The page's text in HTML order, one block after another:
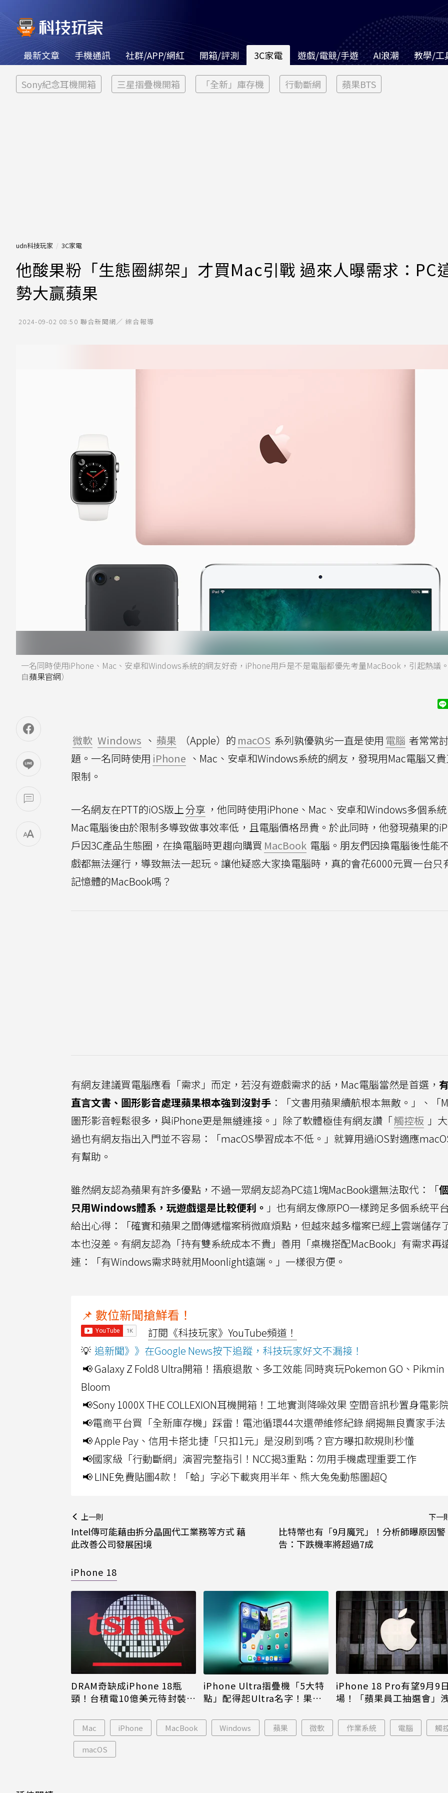
最新文章 手機通訊 社群/APP/網紅 開箱/評測 3C家電 遊戲/電競/手遊 AI浪潮 教學/工
Sony紀念耳機開箱 三星摺疊機開箱 「全新」庫存機 行動斷網 蘋果BTS
udn科技玩家 3C家電
他酸果粉「生態圈綁架」才買Mac引戰 過來人曝需求：PC
勢大贏蘋果
2024-09-02 08:50 聯合新聞網／ 綜合報導
一名同時使用iPhone、Mac、安卓和Windows系統的網友好奇，iPhone用戶是不是電腦都優先考量MacBook，引起熱議
自蘋果官網）
微軟 Windows 、 蘋果 （Apple）的 macOS 系列孰優孰劣一直是使用 電腦 者常常
題。一名同時使用 iPhone 、Mac、安卓和Windows系統的網友，發現用Mac電腦又
限制。
一名網友在PTT的iOS版上分享 ，他同時使用iPhone、Mac、安卓和Windows多個系
Mac電腦後由於限制多導致做事效率低，且電腦價格昂貴。於此同時，他發現蘋果的
戶因3C產品生態圈，在換電腦時更趨向購買 MacBook 電腦。朋友們因換電腦後性能
戲都無法運行，導致無法一起玩。讓他疑惑大家換電腦時，真的會花6000元買一台只
記憶體的MacBook嗎？
有網友建議買電腦應看「需求」而定，若沒有遊戲需求的話，Mac電腦當然是首選，
直言文書、圖形影音處理蘋果根本強到沒對手 ：「文書用蘋果續航根本無敵。」、「
圖形影音輕鬆很多，與iPhone更是無縫連接。」除了軟體極佳有網友讚「觸控板 」
過也有網友指出入門並不容易：「macOS學習成本不低。」就算用過iOS對適應
有幫助。
雖然網友認為蘋果有許多優點，不過一眾網友認為PC這1塊MacBook還無法取代：「
只用Windows體系，玩遊戲還是比較便利。 」也有網友像原PO一樣跨足多個系統平
給出心得：「確實和蘋果之間傳遞檔案稍微麻煩點，但越來越多檔案已經上雲端儲存
本也沒差。有網友認為「持有雙系統成本不貴」善用「桌機搭配MacBook」有需求再
連：「有Windows需求時就用Moonlight遠端。」一樣很方便。
📌 數位新聞搶鮮看！
訂閱《科技玩家》YouTube頻道！
💡 追新聞》》在Google News按下追蹤，科技玩家好文不漏接！
📢 Galaxy Z Fold8 Ultra開箱！摺痕退散、多工效能 同時爽玩Pokemon GO、Pikmin
Bloom
📢Sony 1000X THE COLLEXION耳機開箱！工地實測降噪效果 空間音訊秒置身電影
📢電商平台買「全新庫存機」踩雷！電池循環44次還帶維修紀錄 網揭無良賣家手法
📢 Apple Pay、信用卡搭北捷「只扣1元」是沒刷到嗎？官方曝扣款規則秒懂
📢國家級「行動斷網」演習完整指引！NCC揭3重點：勿用手機處理重要工作
📢 LINE免費貼圖4款！「蛤」字必下載爽用半年、熊大兔兔動態圖超Q
上一則
Intel傳可能藉由拆分晶圓代工業務等方式 藉
此改善公司發展困境
下一
比特幣也有「9月魔咒」！分析師曝原因警
告：下跌機率將超過7成
iPhone 18
DRAM奇缺成iPhone 18瓶
頸！台積電10億美元待封裝晶
iPhone Ultra摺疊機「5大特
點」配得起Ultra名字！果粉
iPhone 18 Pro有望9月9
場！「蘋果員工抽選會」
Mac iPhone MacBook Windows 蘋果 微軟 作業系統 電腦 觸
macOS